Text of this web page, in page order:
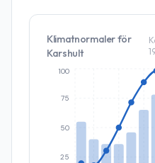
Klimatnormaler för
Karshult
25
50
75
100